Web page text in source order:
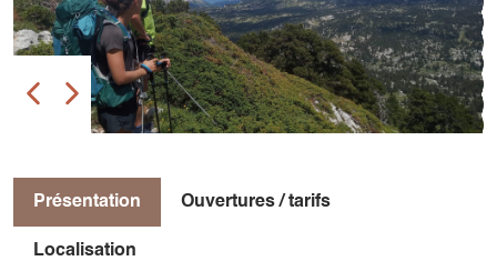
Présentation Ouvertures / tarifs
Localisation